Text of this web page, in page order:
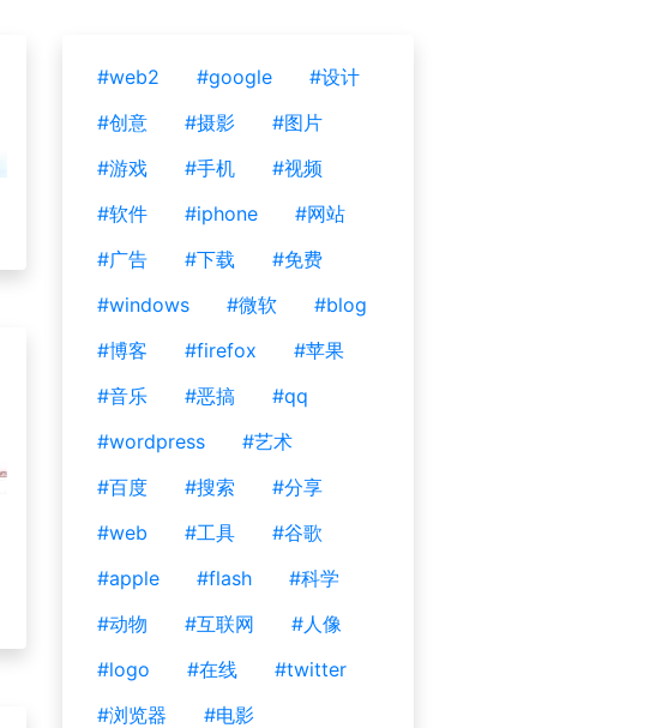
#web2 #google
#设计
#创意
#摄影
#图片
#游戏
#手机
#视频
#软件
#iphone
#网站
#广告
#下载
#免费
#windows
#微软
#blog
#博客
#firefox
#苹果
#音乐
#恶搞
#qq
#wordpress
#艺术
#百度
#搜索
#分享
#web
#工具
#谷歌
#apple
#flash
#科学
#动物
#互联网
#人像
#logo
#在线
#twitter
#浏览器
#电影